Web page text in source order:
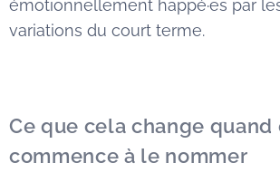
émotionnellement happé·es par
variations du court terme.
Ce que cela change quand
commence à le nommer